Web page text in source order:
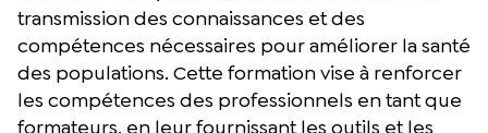
transmission des connaissances et des
compétences nécessaires pour améliorer la santé
des populations. Cette formation vise à renforcer
les compétences des professionnels en tant que
formateurs, en leur fournissant les outils et les